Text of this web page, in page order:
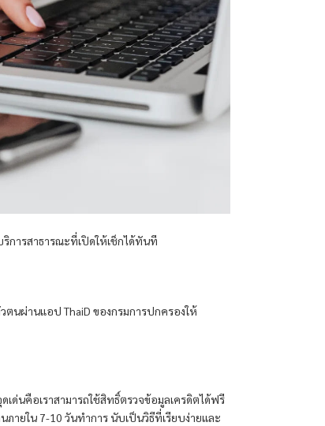
การสาธารณะที่เปิดให้เช็กได้ทันที
นผ่านแอป ThaiD ของกรมการปกครองให้
นคือเราสามารถใช้สิทธิ์ตรวจข้อมูลเครดิตได้ฟรี
ายใน 7-10 วันทำการ นับเป็นวิธีที่เรียบง่ายและ